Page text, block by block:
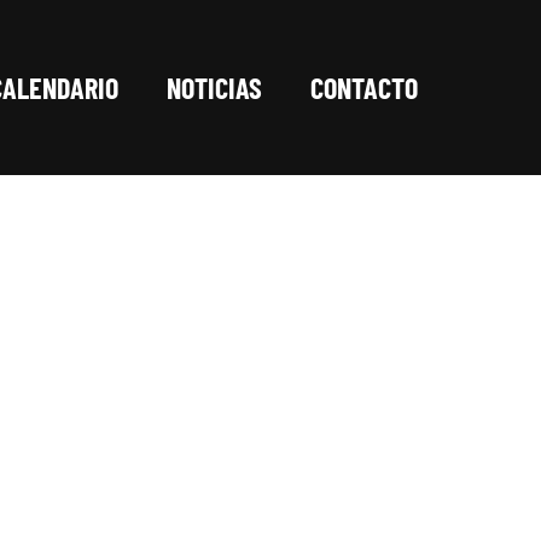
NOTICIAS CONTACTO